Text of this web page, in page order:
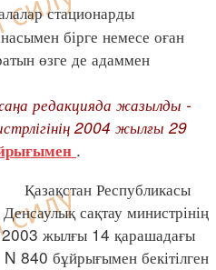
стационарды
бірге немесе оған
өзге де адаммен
редакцияда жазылды -
2004 жылғы 29
.
Қазақстан Республикасы
Денсаулық сақтау министрінің
2003 жылғы 14 қарашадағы
N 840 бұйрығымен бекітілген